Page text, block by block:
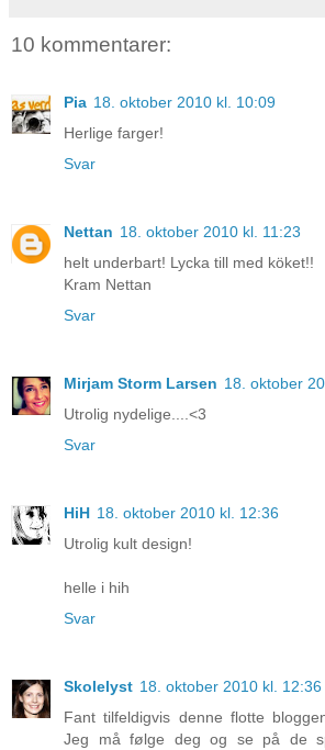
10 kommentarer:
Pia 18. oktober 2010 kl. 10:09
Herlige farger!
Svar
Nettan 18. oktober 2010 kl. 11:23
helt underbart! Lycka till med köket!!
Kram Nettan
Svar
Mirjam Storm Larsen 18. oktober
Utrolig nydelige....<3
Svar
HiH 18. oktober 2010 kl. 12:36
Utrolig kult design!
helle i hih
Svar
Skolelyst 18. oktober 2010 kl. 12:36
Fant tilfeldigvis denne flotte
Jeg må følge deg og se på de